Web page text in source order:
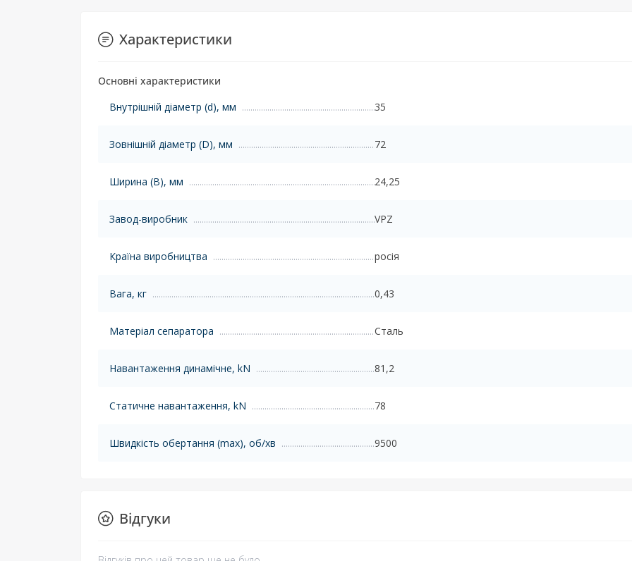
Характеристики
Основні характеристики
Внутрішній діаметр (d), мм
35
Зовнішній діаметр (D), мм 72
Ширина (B), мм 24,25
Завод-виробник VPZ
Країна виробництва росія
Вага, кг 0,43
Матеріал сепаратора Сталь
Навантаження динамічне, kN 81,2
Статичне навантаження, kN 78
Швидкість обертання (max), об/хв 9500
Відгуки